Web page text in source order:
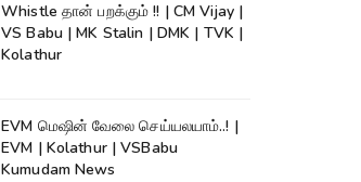
Whistle தான் பறக்கும் !! | CM Vijay |
VS Babu | MK Stalin | DMK | TVK |
Kolathur
EVM மெஷின் வேலை செய்யலயாம்..! |
EVM | Kolathur | VSBabu
Kumudam News